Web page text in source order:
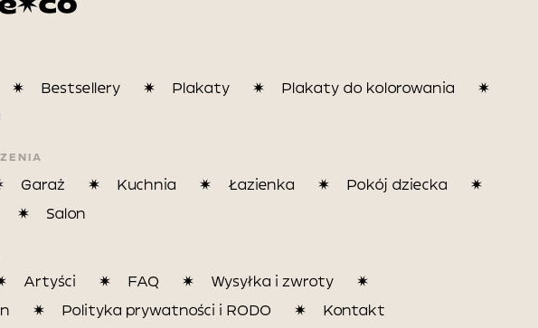
Bestsellery Plakaty
Plakaty do kolorowania
Garaż Kuchnia Łazienka
Pokój dziecka
Salon
Artyści FAQ
Wysyłka i zwroty
Polityka prywatności i RODO Kontakt